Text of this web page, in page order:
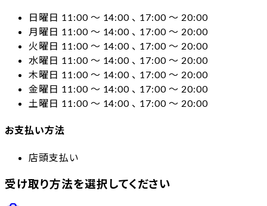
日曜日 11:00 〜 14:00 、 17:00 〜 20:00
月曜日 11:00 〜 14:00 、 17:00 〜 20:00
火曜日 11:00 〜 14:00 、 17:00 〜 20:00
水曜日 11:00 〜 14:00 、 17:00 〜 20:00
木曜日 11:00 〜 14:00 、 17:00 〜 20:00
金曜日 11:00 〜 14:00 、 17:00 〜 20:00
土曜日 11:00 〜 14:00 、 17:00 〜 20:00
お支払い方法
店頭支払い
受け取り方法を選択してください